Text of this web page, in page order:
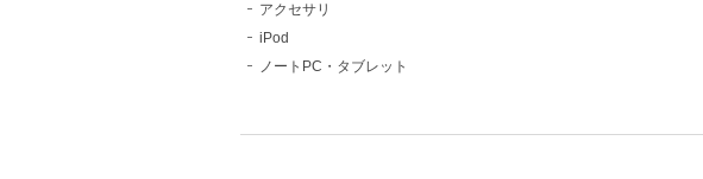
アクセサリ
iPod
ノートPC・タブレット